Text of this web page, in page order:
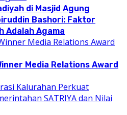
di Masjid Agung
Bashori: Faktor
Adalah Agama
Media Relations Award